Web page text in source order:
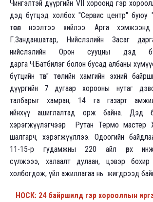
Чингэлтэй дүүргийн VII хороонд гэр
дэд бүтцэд холбох "Сервис центр" буюу
төсөл нээлтээ хийлээ. Арга
Г.Занданшатар, Нийслэлийн Засаг
нийслэлийн Орон сууцны дэд
дарга Ч.Батбилэг болон бусад албаны
бүтцийн төв" төслийн хамгийн эхний
дүүргийн 7 дугаар хорооны нутаг
талбарыг хамран, 14 га газарт
ийнхүү ашиглалтад орж байна. Дэд
хэрэгжүүлэгчээр Рутан Термо мастер
шалгарч, хэрэгжүүллээ. Одоогийн
11-15-р гудамжны 220 айл өрх
сүлжэээ, халаалт дулаан, цэвэр
холбогдож, үйл ажиллагаа нь жигдрээд
НОСК: 24 байршилд гэр хорооллын